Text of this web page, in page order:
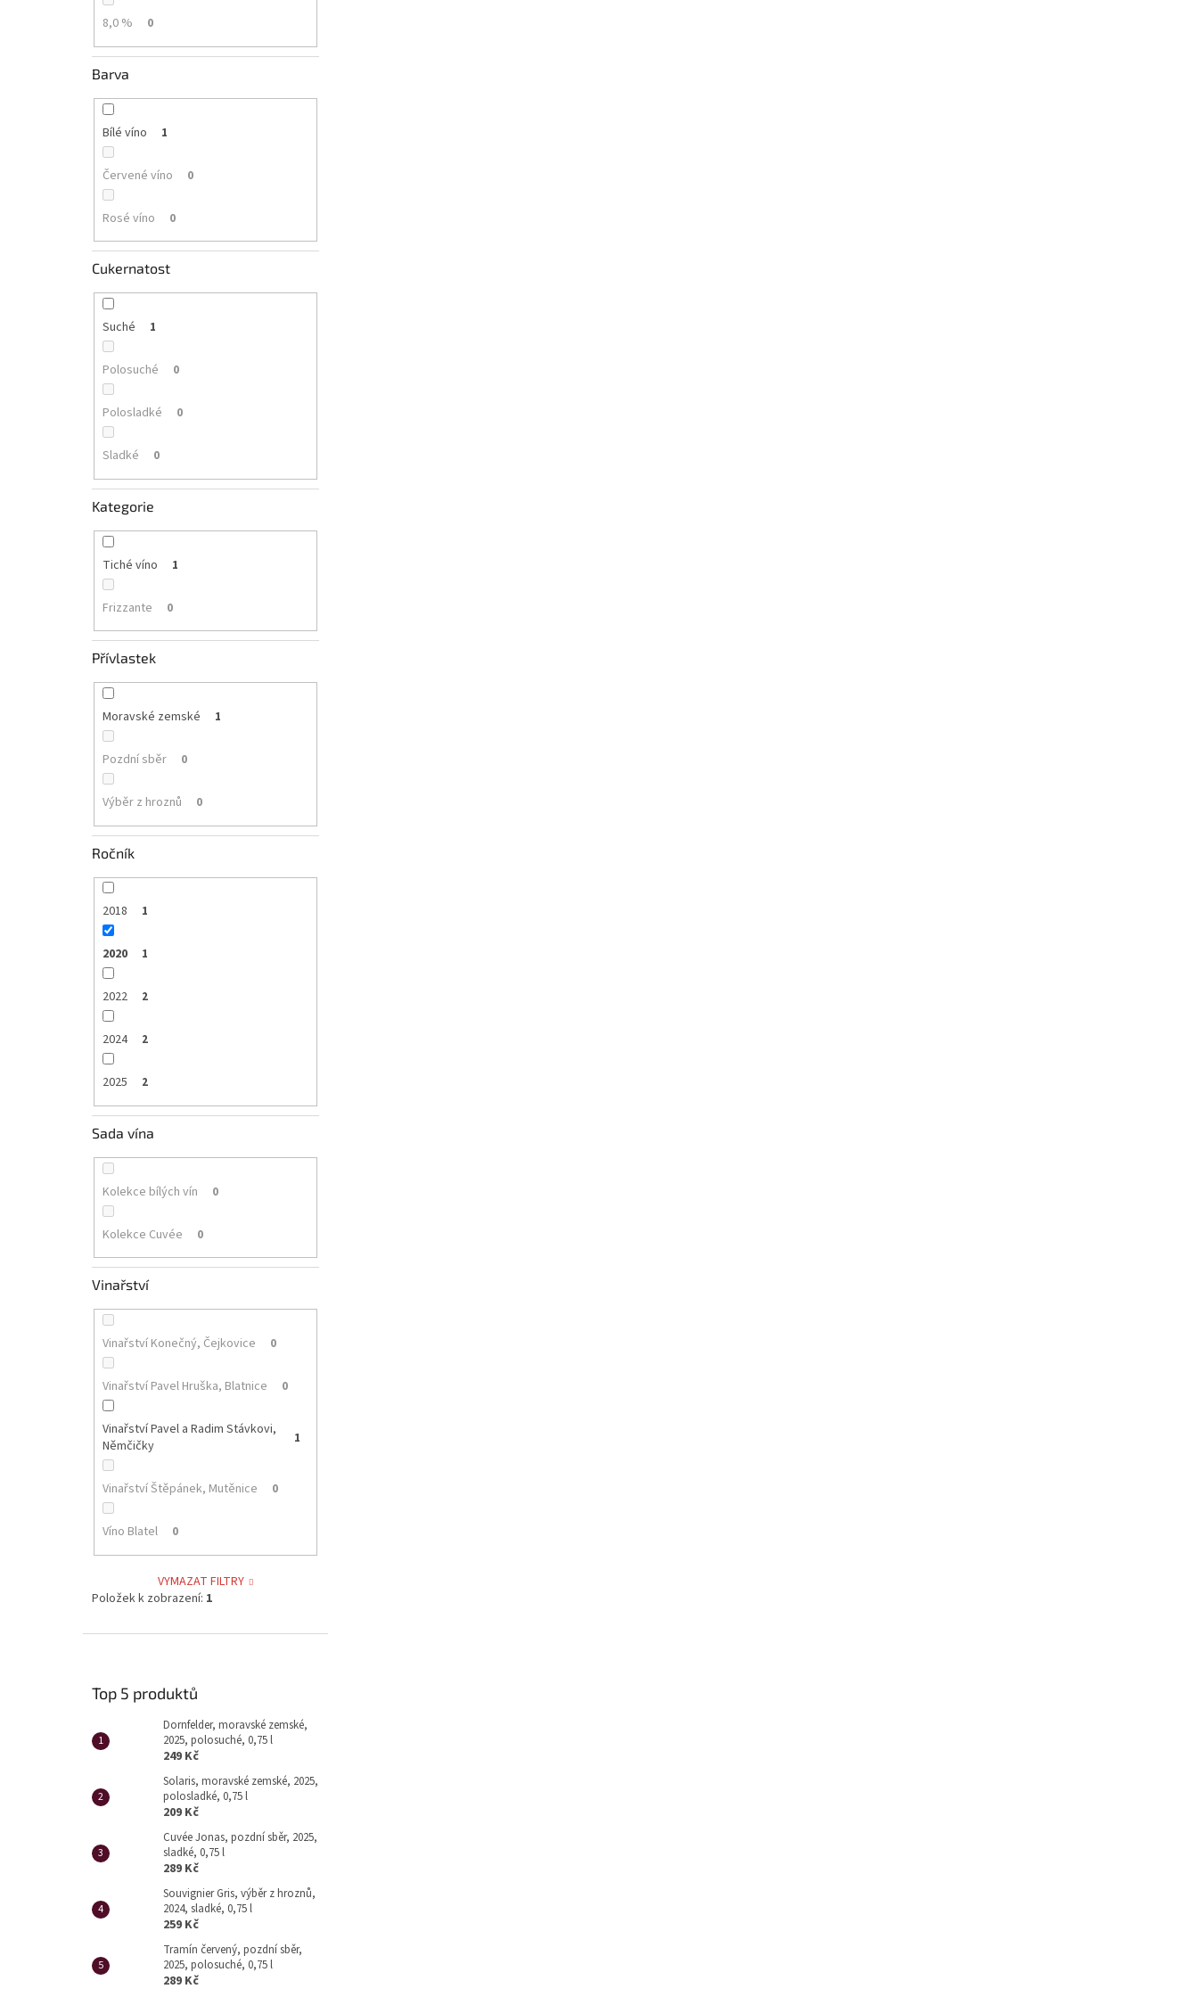
8,0 % 0
Barva
Bílé víno 1
Červené víno 0
Rosé víno 0
Cukernatost
Suché 1
Polosuché 0
Polosladké 0
Sladké 0
Kategorie
Tiché víno 1
Frizzante 0
Přívlastek
Moravské zemské 1
Pozdní sběr 0
Výběr z hroznů 0
Ročník
2018 1
2020 1
2022 2
2024 2
2025 2
Sada vína
Kolekce bílých vín 0
Kolekce Cuvée 0
Vinařství
Vinařství Konečný, Čejkovice 0
Vinařství Pavel Hruška, Blatnice 0
Vinařství Pavel a Radim Stávkovi,
Němčičky
1
Vinařství Štěpánek, Mutěnice 0
Víno Blatel 0
VYMAZAT FILTRY
Položek k zobrazení: 1
Top 5 produktů
Dornfelder, moravské zemské,
2025, polosuché, 0,75 l
249 Kč
Solaris, moravské zemské, 2025,
polosladké, 0,75 l
209 Kč
Cuvée Jonas, pozdní sběr, 2025,
sladké, 0,75 l
289 Kč
Souvignier Gris, výběr z hroznů,
2024, sladké, 0,75 l
259 Kč
Tramín červený, pozdní sběr,
2025, polosuché, 0,75 l
289 Kč